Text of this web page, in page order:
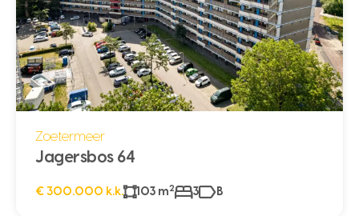
Zoetermeer
Jagersbos 64
€ 300.000 k.k. 103 m2 3 B